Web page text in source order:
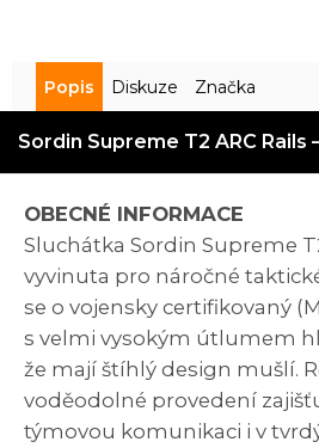
Popis Diskuze Značka
Sordin Supreme T2 ARC Rails
OBECNÉ INFORMACE
Sluchátka Sordin Supreme
vyvinuta pro náročné
se o vojensky certifikovaný
s velmi vysokým útlumem
že mají štíhlý design mušlí.
voděodolné provedení
týmovou komunikaci i v